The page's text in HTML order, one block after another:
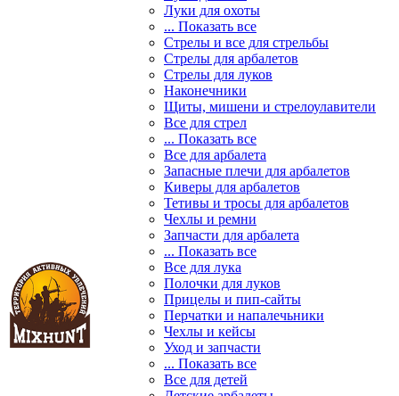
Луки для охоты
... Показать все
Стрелы и все для стрельбы
Стрелы для арбалетов
Стрелы для луков
Наконечники
Щиты, мишени и стрелоулавители
Все для стрел
... Показать все
Все для арбалета
Запасные плечи для арбалетов
Киверы для арбалетов
Тетивы и тросы для арбалетов
Чехлы и ремни
Запчасти для арбалета
... Показать все
Все для лука
Полочки для луков
Прицелы и пип-сайты
Перчатки и напалечьники
Чехлы и кейсы
Уход и запчасти
... Показать все
Все для детей